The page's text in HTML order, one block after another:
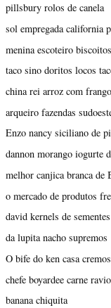
pillsbury rolos de canela
sol empregada california
menina escoteiro
taco sino doritos locos
china rei arroz com
arqueiro fazendas
Enzo nancy siciliano de
dannon morango iogurte
melhor canjica branca de
o mercado de produtos
david kernels de
da lupita nacho supremos
O bife do ken casa
chefe boyardee carne
banana chiquita